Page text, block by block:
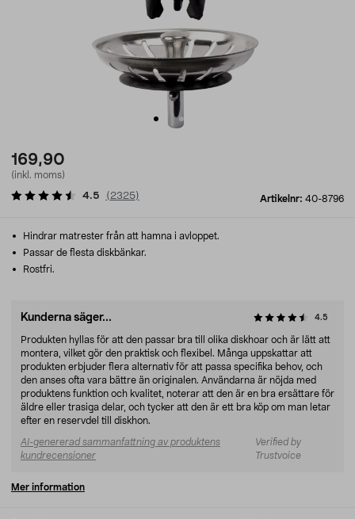
169,90
(inkl. moms)
Artikelnr: 40-8796
4.5 ( 2325)
Hindrar matrester från att hamna i avloppet.
Passar de flesta diskbänkar.
Rostfri.
Kunderna säger... 4.5
Produkten hyllas för att den passar bra till olika diskhoar och är lätt att
montera, vilket gör den praktisk och flexibel. Många uppskattar att
produkten erbjuder flera alternativ för att passa specifika behov, och
den anses ofta vara bättre än originalen. Användarna är nöjda med
produktens funktion och kvalitet, noterar att den är en bra ersättare för
äldre eller trasiga delar, och tycker att den är ett bra köp om man letar
efter en reservdel till diskhon.
AI-genererad sammanfattning av produktens
kundrecensioner
Verified by
Trustvoice
Mer information